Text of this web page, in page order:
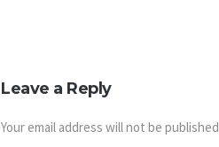
Leave a Reply
Your email address will not be